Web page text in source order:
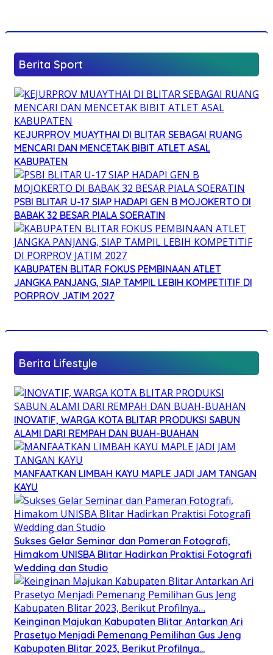
Berita Sport
KEJURPROV MUAYTHAI DI BLITAR SEBAGAI RUANG
MENCARI DAN MENCETAK BIBIT ATLET ASAL
KABUPATEN
PSBI BLITAR U-17 SIAP HADAPI GEN B MOJOKERTO DI
BABAK 32 BESAR PIALA SOERATIN
KABUPATEN BLITAR FOKUS PEMBINAAN ATLET
JANGKA PANJANG, SIAP TAMPIL LEBIH KOMPETITIF DI
PORPROV JATIM 2027
Berita Lifestyle
INOVATIF, WARGA KOTA BLITAR PRODUKSI SABUN
ALAMI DARI REMPAH DAN BUAH-BUAHAN
MANFAATKAN LIMBAH KAYU MAPLE JADI JAM TANGAN
KAYU
Sukses Gelar Seminar dan Pameran Fotografi,
Himakom UNISBA Blitar Hadirkan Praktisi Fotografi
Wedding dan Studio
Keinginan Majukan Kabupaten Blitar Antarkan Ari
Prasetyo Menjadi Pemenang Pemilihan Gus Jeng
Kabupaten Blitar 2023, Berikut Profilnya…